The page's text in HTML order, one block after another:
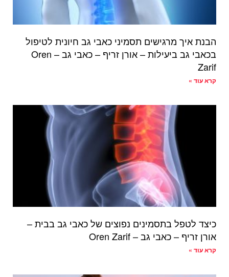
הבנת איך מרגישים תסמיני כאבי גב חיונית לטיפול
בכאבי גב ביעילות – אורן זריף – כאבי גב – Oren
Zarif
קרא עוד »
כיצד לטפל בתסמינים נפוצים של כאבי גב בבית –
אורן זריף – כאבי גב – Oren Zarif
קרא עוד »